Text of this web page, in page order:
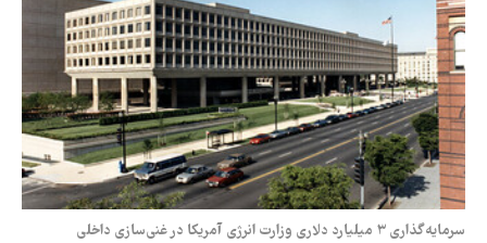
سرمایه‌گذاری ۳ میلیارد دلاری وزارت انرژی آمریکا در غنی‌سازی داخلی